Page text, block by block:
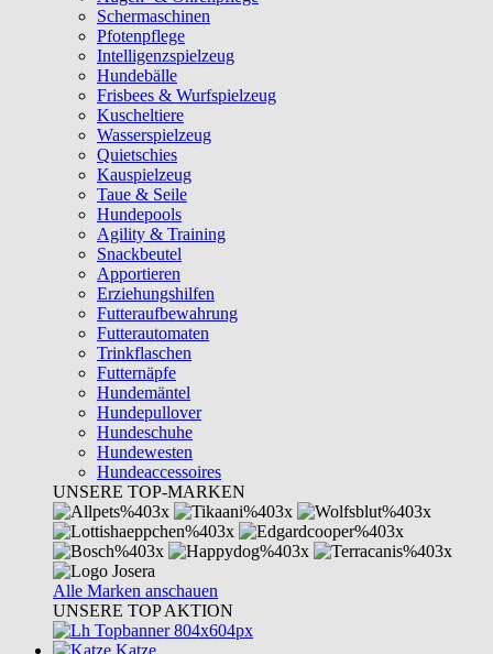
Schermaschinen
Pfotenpflege
Intelligenzspielzeug
Hundebälle
Frisbees & Wurfspielzeug
Kuscheltiere
Wasserspielzeug
Quietschies
Kauspielzeug
Taue & Seile
Hundepools
Agility & Training
Snackbeutel
Apportieren
Erziehungshilfen
Futteraufbewahrung
Futterautomaten
Trinkflaschen
Futternäpfe
Hundemäntel
Hundepullover
Hundeschuhe
Hundewesten
Hundeaccessoires
UNSERE TOP-MARKEN
Alle Marken anschauen
UNSERE TOP AKTION
Katze